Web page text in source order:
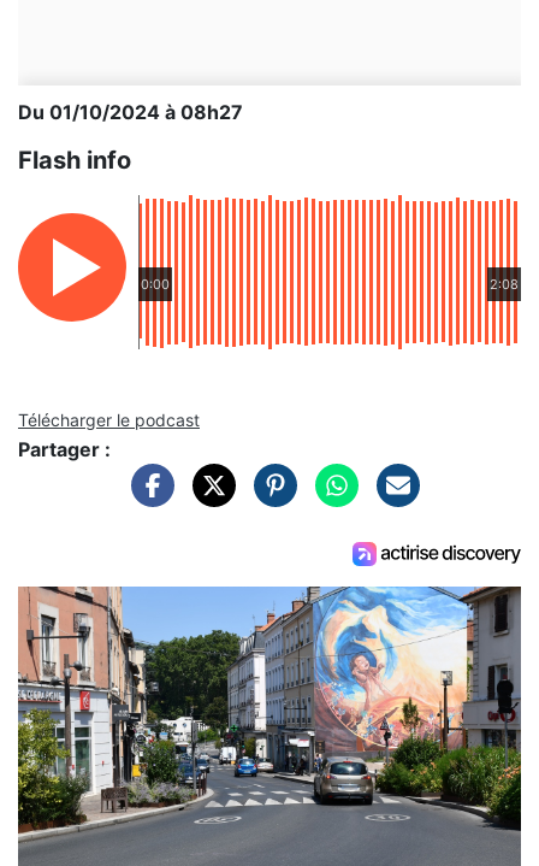
Du 01/10/2024 à 08h27
Flash info
0:00 2:08
Télécharger le podcast
Partager :